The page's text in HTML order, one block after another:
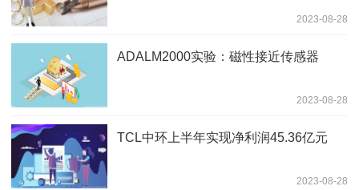
2023-08-28
ADALM2000实验：磁性接近传感器
2023-08-28
TCL中环上半年实现净利润45.36亿元
2023-08-28